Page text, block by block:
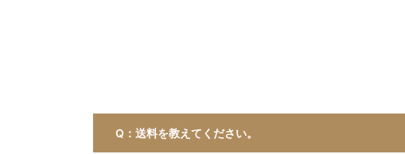
Q：送料を教えてください。